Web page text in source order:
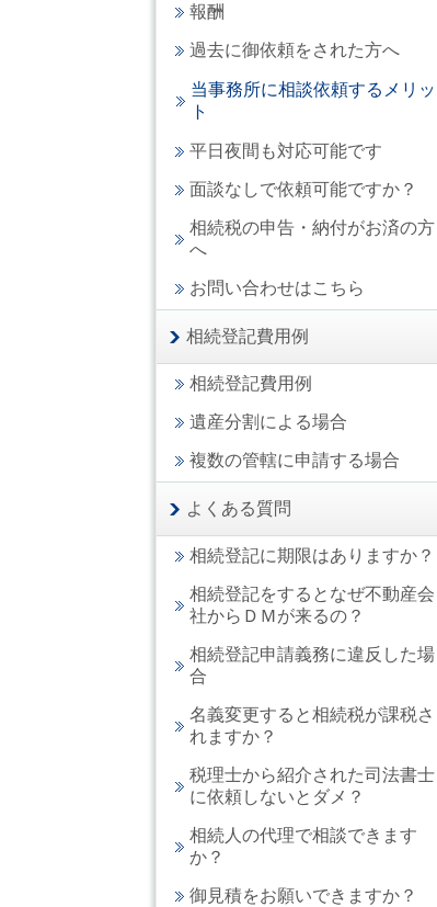
報酬
過去に御依頼をされた方へ
当事務所に相談依頼するメリッ
ト
平日夜間も対応可能です
面談なしで依頼可能ですか？
相続税の申告・納付がお済の方
へ
お問い合わせはこちら
相続登記費用例
相続登記費用例
遺産分割による場合
複数の管轄に申請する場合
よくある質問
相続登記に期限はありますか？
相続登記をするとなぜ不動産会
社からＤＭが来るの？
相続登記申請義務に違反した場
合
名義変更すると相続税が課税さ
れますか？
税理士から紹介された司法書士
に依頼しないとダメ？
相続人の代理で相談できます
か？
御見積をお願いできますか？